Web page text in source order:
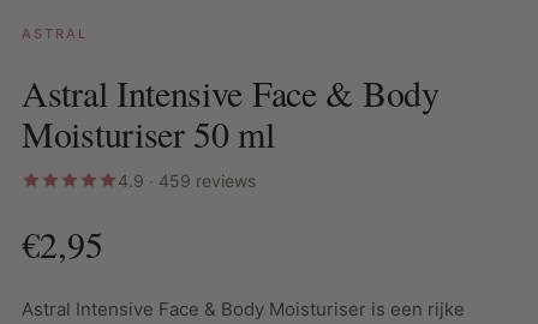
ASTRAL
Astral Intensive Face & Body
Moisturiser 50 ml
4.9 · 459 reviews
€2,95
Astral Intensive Face & Body Moisturiser is een rijke